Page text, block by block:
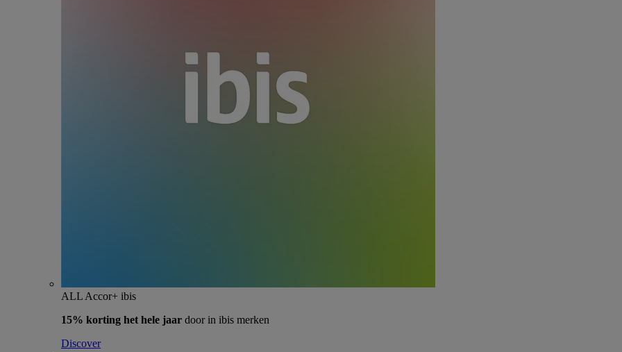
ALL Accor+ ibis
15% korting het hele jaar door in ibis merken
Discover